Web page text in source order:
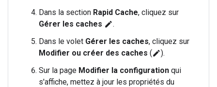
Dans la section Rapid Cache, cliquez sur
Gérer les caches edit.
Dans le volet Gérer les caches, cliquez sur
Modifier ou créer des caches (edit).
Sur la page Modifier la configuration qui
s'affiche, mettez à jour les propriétés du